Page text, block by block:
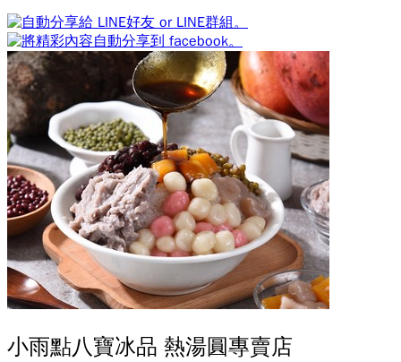
小雨點八寶冰品 熱湯圓專賣店